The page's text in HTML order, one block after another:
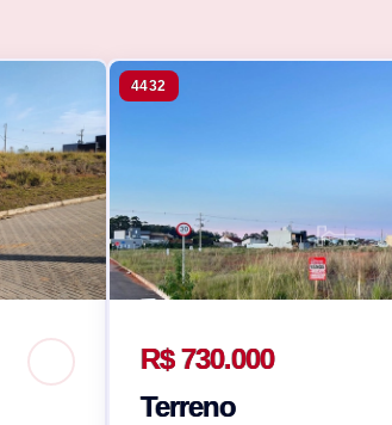
4432
R$ 730.000
Terreno